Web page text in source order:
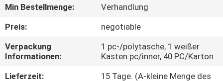
TRETEN
SIE
MIT
UNS
Min Bestellmenge:
Verhandlung
Preis:
negotiable
Verpackung
Informationen:
1 pc-/polytasche, 1 weißer
Kasten pc/inner, 40 PC/Karton
Lieferzeit:
15 Tage. (A-kleine Menge des